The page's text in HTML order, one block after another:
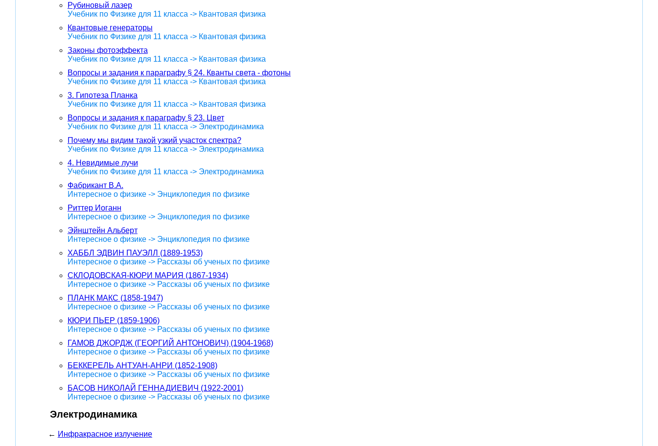
Рубиновый лазер
Учебник по Физике для 11 класса -> Квантовая физика
Квантовые генераторы
Учебник по Физике для 11 класса -> Квантовая физика
Законы фотоэффекта
Учебник по Физике для 11 класса -> Квантовая физика
Вопросы и задания к параграфу § 24. Кванты света - фотоны
Учебник по Физике для 11 класса -> Квантовая физика
3. Гипотеза Планка
Учебник по Физике для 11 класса -> Квантовая физика
Вопросы и задания к параграфу § 23. Цвет
Учебник по Физике для 11 класса -> Электродинамика
Почему мы видим такой узкий участок спектра?
Учебник по Физике для 11 класса -> Электродинамика
4. Невидимые лучи
Учебник по Физике для 11 класса -> Электродинамика
Фабрикант В.А.
Интересное о физике -> Энциклопедия по физике
Риттер Иоганн
Интересное о физике -> Энциклопедия по физике
Эйнштейн Альберт
Интересное о физике -> Энциклопедия по физике
ХАББЛ ЭДВИН ПАУЭЛЛ (1889-1953)
Интересное о физике -> Рассказы об ученых по физике
СКЛОДОВСКАЯ-КЮРИ МАРИЯ (1867-1934)
Интересное о физике -> Рассказы об ученых по физике
ПЛАНК МАКС (1858-1947)
Интересное о физике -> Рассказы об ученых по физике
КЮРИ ПЬЕР (1859-1906)
Интересное о физике -> Рассказы об ученых по физике
ГАМОВ ДЖОРДЖ (ГЕОРГИЙ АНТОНОВИЧ) (1904-1968)
Интересное о физике -> Рассказы об ученых по физике
БЕККЕРЕЛЬ АНТУАН-АНРИ (1852-1908)
Интересное о физике -> Рассказы об ученых по физике
БАСОВ НИКОЛАЙ ГЕННАДИЕВИЧ (1922-2001)
Интересное о физике -> Рассказы об ученых по физике
Электродинамика
← Инфракрасное излучение